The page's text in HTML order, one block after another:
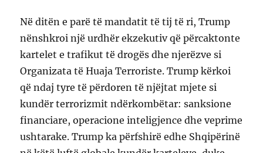
Në ditën e parë të mandatit të tij të ri, Trump
nënshkroi një urdhër ekzekutiv që përcaktonte
kartelet e trafikut të drogës dhe njerëzve si
Organizata të Huaja Terroriste. Trump kërkoi
që ndaj tyre të përdoren të njëjtat mjete si
kundër terrorizmit ndërkombëtar: sanksione
financiare, operacione inteligjence dhe veprime
ushtarake. Trump ka përfshirë edhe Shqipërinë